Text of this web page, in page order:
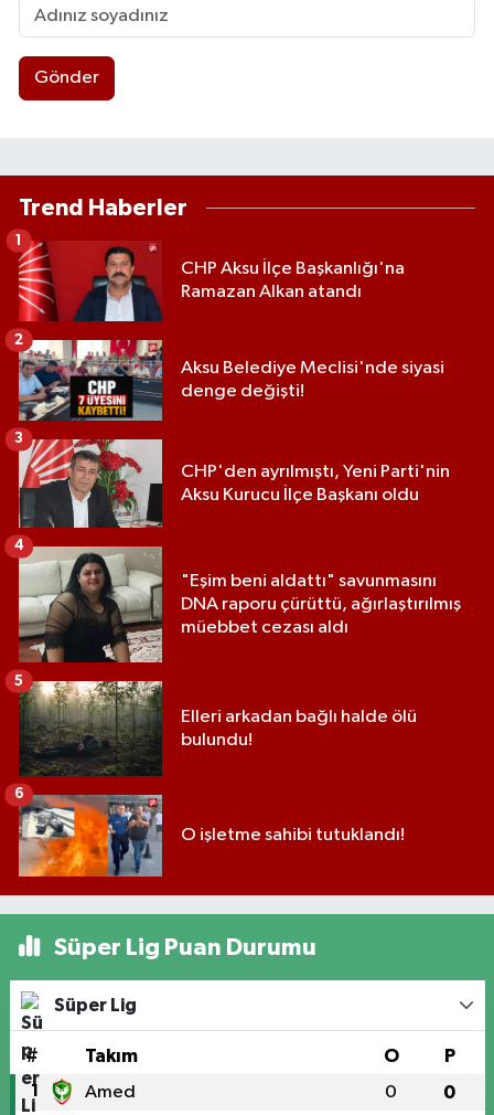
Gönder
Trend Haberler
CHP Aksu İlçe Başkanlığı'na
Ramazan Alkan atandı
1
Aksu Belediye Meclisi'nde siyasi
denge değişti!
2
CHP'den ayrılmıştı, Yeni Parti'nin
Aksu Kurucu İlçe Başkanı oldu
3
"Eşim beni aldattı" savunmasını
DNA raporu çürüttü, ağırlaştırılmış
müebbet cezası aldı
4
Elleri arkadan bağlı halde ölü
bulundu!
5
O işletme sahibi tutuklandı!
6
Süper Lig Puan Durumu
Süper Lig
# Takım O P
1 Amed 0 0